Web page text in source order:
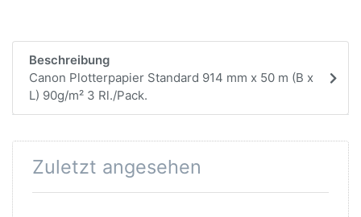
Beschreibung
Canon Plotterpapier Standard 914 mm x 50 m (B x
L) 90g/m² 3 Rl./Pack.
Zuletzt angesehen